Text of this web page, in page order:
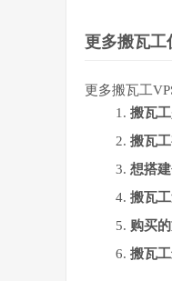
更多搬瓦工
更多搬瓦工
搬瓦
搬瓦
想搭
搬瓦
购买
搬瓦